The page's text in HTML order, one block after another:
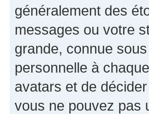
généralement des
messages ou votre
grande, connue
personnelle à
avatars et de
vous ne pouvez pas